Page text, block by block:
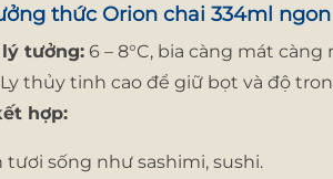
thức Orion chai 334ml
tưởng: 6 – 8°C, bia càng mát càng
Ly thủy tinh cao để giữ bọt và độ
hợp:
tươi sống như sashimi, sushi.